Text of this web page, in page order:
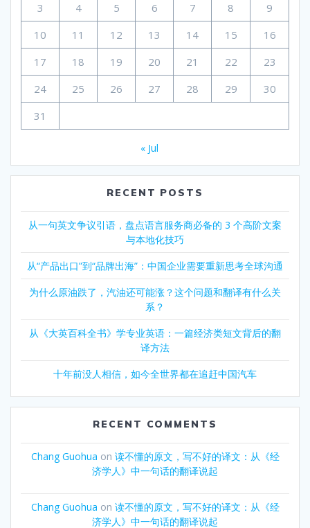
3
4 5 6 7 8
9
10
11 12 13 14 15
16
17
18 19 20 21 22
23
24
25 26 27 28 29
30
31
« Jul
RECENT POSTS
从一句英文争议引语，盘点语言服务商必备的 3 个高阶文案
与本地化技巧
从“产品出口”到“品牌出海”：中国企业需要重新思考全球沟通
为什么原油跌了，汽油还可能涨？这个问题和翻译有什么关
系？
从《大英百科全书》学专业英语：一篇经济类短文背后的翻
译方法
十年前没人相信，如今全世界都在追赶中国汽车
RECENT COMMENTS
Chang Guohua on 读不懂的原文，写不好的译文：从《经
济学人》中一句话的翻译说起
Chang Guohua on 读不懂的原文，写不好的译文：从《经
济学人》中一句话的翻译说起